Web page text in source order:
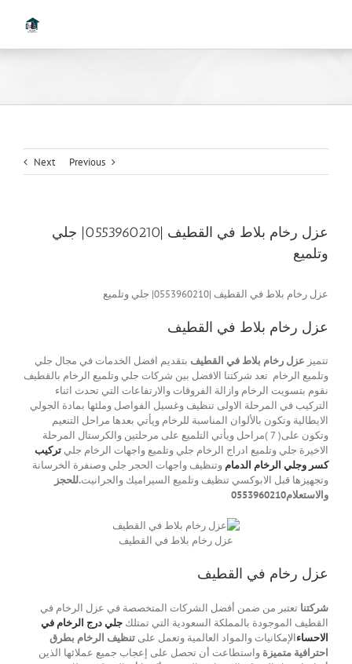
Previous
Next
عزل رخام بلاط في القطيف |0553960210| جلي
وتلميع
عزل رخام بلاط في القطيف |0553960210| جلي وتلميع
عزل رخام بلاط في القطيف
تتميز عزل رخام بلاط في القطيف بتقديم افضل الخدمات في مجال جلي
وتلميع الرخام تعد شركتنا الافضل بين شركات جلي وتلميع الرخام بالقطيف
نقوم بتسويت الرخام وازالة الفروقات والارتفاعات التي تحدث اثناء
التركيب في المرحلة الاولى تنظيف وغسيل الفواصل وملئها بمادة الجولي
الايطالية وتكون بالألوان المناسبة للرخام ويأتي بعدها مراحل التنعيم
وتكون على( 7 )مراحل ويأتي التلميع على مرحلتين والكرستال المرحلة
الاخيرة جلي وتلميع ادراج الرخام جلي وتلميع واجهات الرخام جلي تركيب
كسر وجلي الرخام الدمام وتنظيف واجهات الحجر جلي وصنفرة الخرسانة
وتجهيزها قبل الابوكسي تنظيف وتلميع السيراميك والجرانيت.للحجز
والاستعلام0553960210
عزل رخام بلاط في القطيف
عزل رخام في القطيف
شركتنا تعتبر من ضمن أفضل الشركات المتخصصة في عزل الرخام في
القطيف الموجودة بالمملكة السعودية التي تمتلك جلي درج الرخام في
الاحساءالإمكانيات والمواد العالمية وتعمل على تنظيف الرخام بطرق
احترافية متميزة واستطاعت أن تحصل على إعجاب جميع عملائها الذين